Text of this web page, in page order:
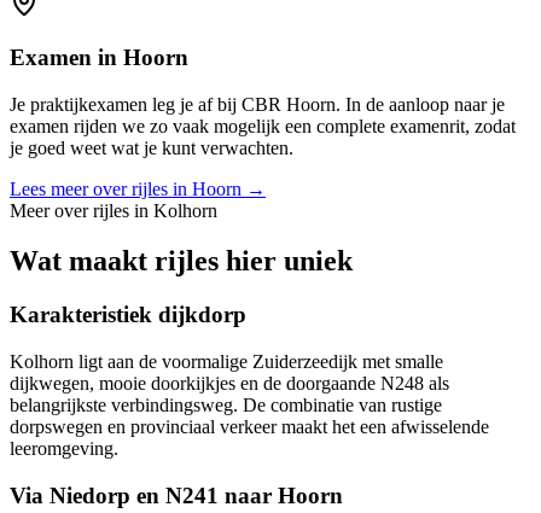
Examen in Hoorn
Je praktijkexamen leg je af bij CBR Hoorn. In de aanloop naar je
examen rijden we zo vaak mogelijk een complete examenrit, zodat
je goed weet wat je kunt verwachten.
Lees meer over rijles in Hoorn →
Meer over rijles in Kolhorn
Wat maakt rijles hier uniek
Karakteristiek dijkdorp
Kolhorn ligt aan de voormalige Zuiderzeedijk met smalle
dijkwegen, mooie doorkijkjes en de doorgaande N248 als
belangrijkste verbindingsweg. De combinatie van rustige
dorpswegen en provinciaal verkeer maakt het een afwisselende
leeromgeving.
Via Niedorp en N241 naar Hoorn